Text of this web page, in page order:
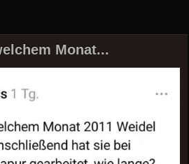
Monat...